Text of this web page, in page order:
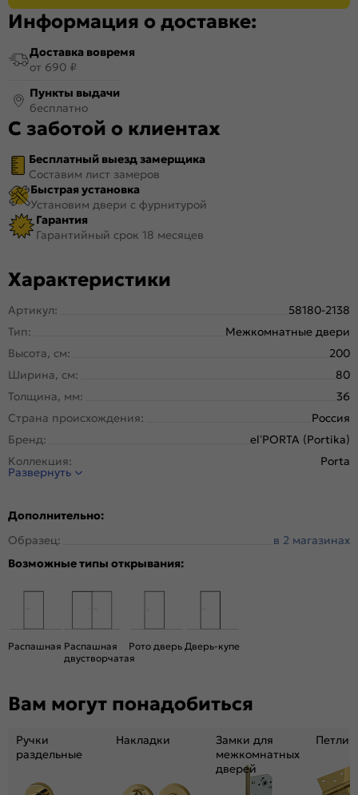
Информация о доставке:
Доставка вовремя
от 690 ₽
Пункты выдачи
бесплатно
С заботой о клиентах
Бесплатный выезд замерщика
Составим лист замеров
Быстрая установка
Установим двери с фурнитурой
Гарантия
Гарантийный срок 18 месяцев
Характеристики
Артикул:
58180-2138
Тип:
Межкомнатные двери
Высота, см:
200
Ширина, см:
80
Толщина, мм:
36
Страна происхождения:
Россия
Бренд:
el’PORTA (Portika)
Коллекция:
Porta
Стиль:
Система открывания:
Конструкция двери:
Царговая
Цвет:
Общий цвет:
Размер упаковки:
Тип коробки:
Кромка:
Возможность покраски:
Нет
Для влажных помещений:
Да
Наличие притвора:
Нет
Развернуть
Дополнительно:
Образец:
в 2 магазинах
Возможные типы открывания:
Распашная Распашная
двустворчатая
Рото дверь Дверь-купе
Вам могут понадобиться
Ручки
раздельные
Накладки
Замки для
межкомнатных
дверей
Петли